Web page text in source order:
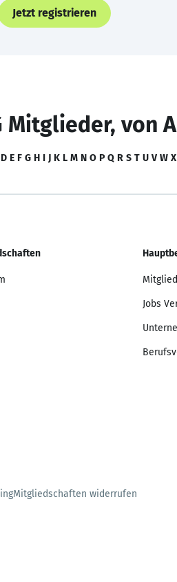
Jetzt registrieren
Mitglieder, von
D E F G H I J K L M N O P Q R S T U V W X
Jobs
Mitgliedschaften widerrufen